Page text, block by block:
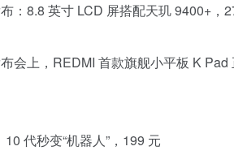
：8.8 英寸 LCD 屏搭配天玑 9400+，
会上，REDMI 首款旗舰小平板 K
代秒变“机器人”，199 元